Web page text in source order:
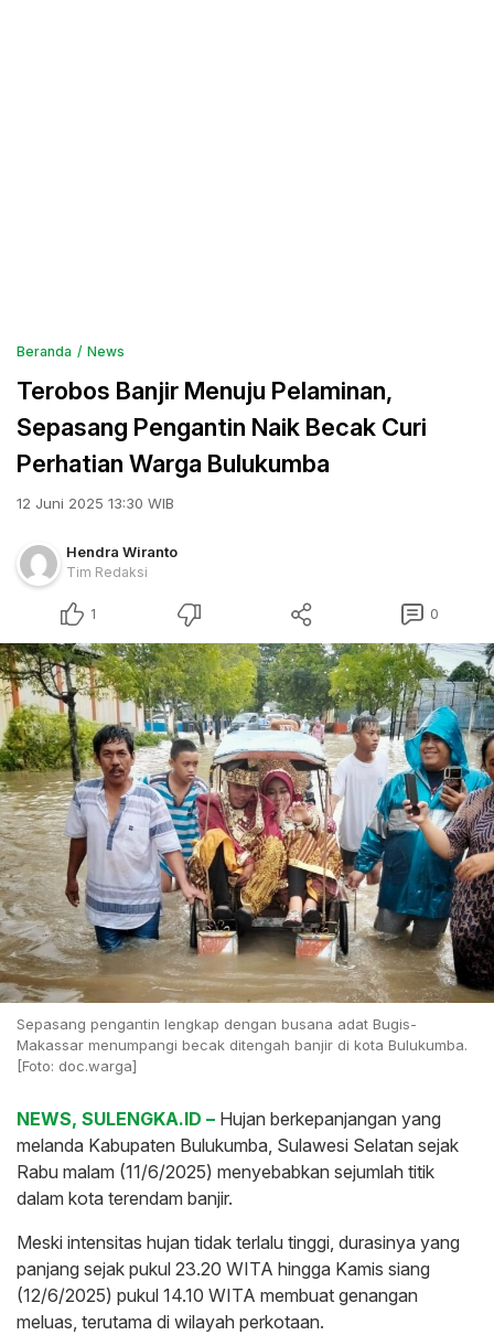
Beranda News
Terobos Banjir Menuju Pelaminan,
Sepasang Pengantin Naik Becak Curi
Perhatian Warga Bulukumba
12 Juni 2025 13:30 WIB
Hendra Wiranto
Tim Redaksi
1 0
Sepasang pengantin lengkap dengan busana adat Bugis-
Makassar menumpangi becak ditengah banjir di kota Bulukumba.
[Foto: doc.warga]
NEWS, SULENGKA.ID – Hujan berkepanjangan yang
melanda Kabupaten Bulukumba, Sulawesi Selatan sejak
Rabu malam (11/6/2025) menyebabkan sejumlah titik
dalam kota terendam banjir.
Meski intensitas hujan tidak terlalu tinggi, durasinya yang
panjang sejak pukul 23.20 WITA hingga Kamis siang
(12/6/2025) pukul 14.10 WITA membuat genangan
meluas, terutama di wilayah perkotaan.